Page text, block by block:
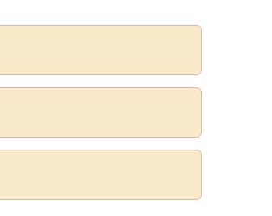
Comunitaria. SAMFyC